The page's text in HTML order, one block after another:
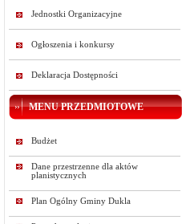
Jednostki Organizacyjne
Ogłoszenia i konkursy
Deklaracja Dostępności
MENU PRZEDMIOTOWE
Budżet
Dane przestrzenne dla aktów
planistycznych
Plan Ogólny Gminy Dukla